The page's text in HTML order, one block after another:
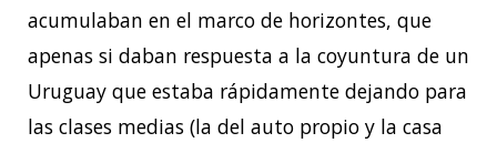
acumulaban en el marco de horizontes, que
apenas si daban respuesta a la coyuntura de un
Uruguay que estaba rápidamente dejando para
las clases medias (la del auto propio y la casa